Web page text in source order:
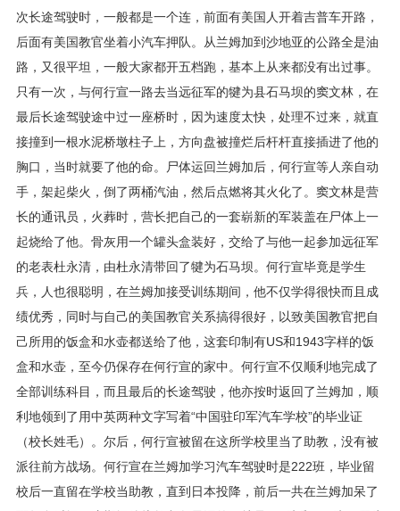
次长途驾驶时，一般都是一个连，前面有美国人开着吉普车开路，
后面有美国教官坐着小汽车押队。从兰姆加到沙地亚的公路全是油
路，又很平坦，一般大家都开五档跑，基本上从来都没有出过事。
只有一次，与何行宣一路去当远征军的犍为县石马坝的窦文林，在
最后长途驾驶途中过一座桥时，因为速度太快，处理不过来，就直
接撞到一根水泥桥墩柱子上，方向盘被撞烂后杆杆直接插进了他的
胸口，当时就要了他的命。尸体运回兰姆加后，何行宣等人亲自动
手，架起柴火，倒了两桶汽油，然后点燃将其火化了。窦文林是营
长的通讯员，火葬时，营长把自己的一套崭新的军装盖在尸体上一
起烧给了他。骨灰用一个罐头盒装好，交给了与他一起参加远征军
的老表杜永清，由杜永清带回了犍为石马坝。何行宣毕竟是学生
兵，人也很聪明，在兰姆加接受训练期间，他不仅学得很快而且成
绩优秀，同时与自己的美国教官关系搞得很好，以致美国教官把自
己所用的饭盒和水壶都送给了他，这套印制有US和1943字样的饭
盒和水壶，至今仍保存在何行宣的家中。何行宣不仅顺利地完成了
全部训练科目，而且最后的长途驾驶，他亦按时返回了兰姆加，顺
利地领到了用中英两种文字写着“中国驻印军汽车学校”的毕业证
（校长姓毛）。尔后，何行宣被留在这所学校里当了助教，没有被
派往前方战场。何行宣在兰姆加学习汽车驾驶时是222班，毕业留
校后一直留在学校当助教，直到日本投降，前后一共在兰姆加呆了